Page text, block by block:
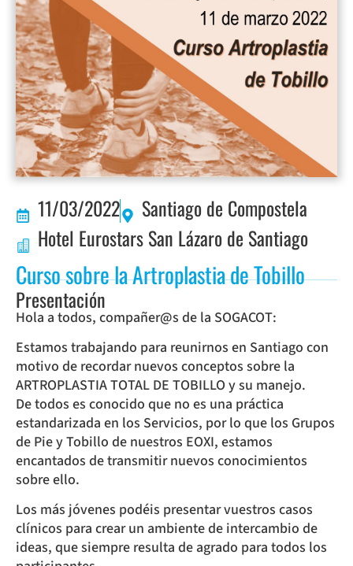
11/03/2022
Santiago de Compostela
Hotel Eurostars San Lázaro de Santiago
Curso sobre la Artroplastia de Tobillo
Presentación
Hola a todos, compañer@s de la SOGACOT:
Estamos trabajando para reunirnos en Santiago con
motivo de recordar nuevos conceptos sobre la
ARTROPLASTIA TOTAL DE TOBILLO y su manejo.
De todos es conocido que no es una práctica
estandarizada en los Servicios, por lo que los Grupos
de Pie y Tobillo de nuestros EOXI, estamos
encantados de transmitir nuevos conocimientos
sobre ello.
Los más jóvenes podéis presentar vuestros casos
clínicos para crear un ambiente de intercambio de
ideas, que siempre resulta de agrado para todos los